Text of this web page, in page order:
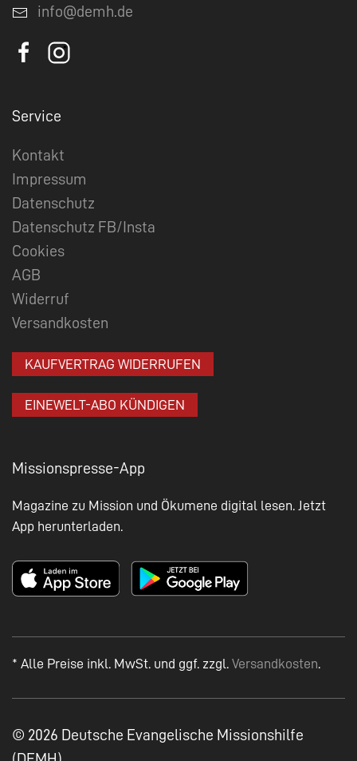
info@demh.de
Service
Kontakt
Impressum
Datenschutz
Datenschutz FB/Insta
Cookies
AGB
Widerruf
Versandkosten
KAUFVERTRAG WIDERRUFEN
EINEWELT-ABO KÜNDIGEN
Missionspresse-App
Magazine zu Mission und Ökumene digital lesen. Jetzt
App herunterladen.
* Alle Preise inkl. MwSt. und ggf. zzgl. Versandkosten.
© 2026 Deutsche Evangelische Missionshilfe